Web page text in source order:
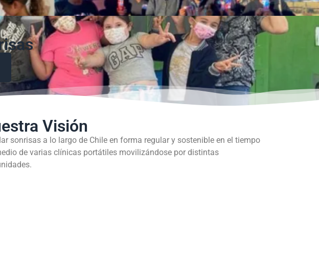
Visión
sonrisas a lo largo de Chile en forma regular y sostenible en el tiempo
de varias clínicas portátiles movilizándose por distintas